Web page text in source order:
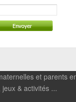
et parents
& activités ...